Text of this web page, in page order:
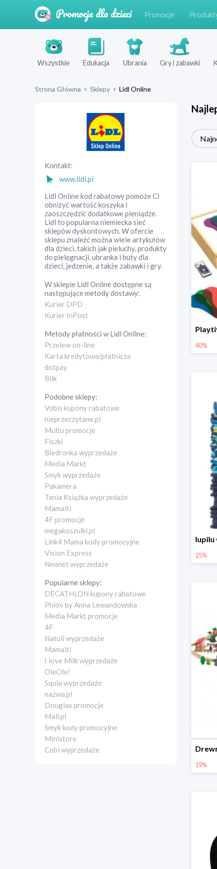
Promocje
Wszystkie Edukacja Ubrania Gry i zabawki
Strona Główna > Sklepy > Lidl Online
Kontakt:
www.lidl.pl
Lidl Online kod rabatowy pomoże Ci
obniżyć wartość koszyka i
zaoszczędzić dodatkowe pieniądze.
Lidl to popularna niemiecka sieć
sklepów dyskontowych. W ofercie
sklepu znaleźć można wiele artykułów
dla dzieci, takich jak pieluchy, produkty
do pielęgnacji, ubranka i buty dla
dzieci, jedzenie, a także zabawki i gry.
W sklepie Lidl Onlinedostępne są
następujące metody dostawy:
Kurier DPD
Kurier InPost
Metody płatności wLidl Online:
Przelew on-line
Karta kredytowa/płatnicza
dotpay
Blik
Podobne sklepy:
Vobis kupony rabatowe
nieprzeczytane.pl
Multu promocje
Fiszki
Biedronka wyprzedaże
Media Markt
Smyk wyprzedaże
Pakamera
Tania Książka wyprzedaże
Mamaiti
4F promocje
megakoszulki.pl
Link4 Mama kody promocyjne
Vision Express
Neonet wyprzedaże
Popularne sklepy:
DECATHLON kupony rabatowe
Phlov by Anna Lewandowska
Media Markt promocje
4F
Natuli wyprzedaże
Mamaiti
I love Milk wyprzedaże
OleOle!
Squla wyprzedaże
nazwa.pl
Douglas promocje
Mall.pl
Smyk kody promocyjne
Ministore
Cobi wyprzedaże
40%
25%
19%